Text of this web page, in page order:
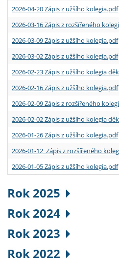
2026-04-20 Zápis z užšího kolegia.pdf
2026-03-16 Zápis z rozšířeného
2026-03-09 Zápis z užšího kolegia.pdf
2026-03-02 Zápis z užšího kolegia.pdf
2026-02-23 Zápis z užšího kolegia
2026-02-16 Zápis z užšího kolegia.pdf
2026-02-09 Zápis z rozšířeného
2026-02-02 Zápis z užšího kolegia
2026-01-26 Zápis z užšího kolegia.pdf
2026-01-12 Zápis z rozšířeného
2026-01-05 Zápis z užšího kolegia.pdf
Rok 2025
Rok 2024
Rok 2023
Rok 2022